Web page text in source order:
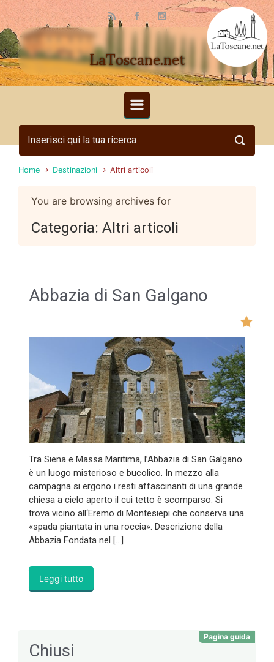
Skip to main content
LaToscane.net
Home Destinazioni Altri articoli
You are browsing archives for
Categoria: Altri articoli
Abbazia di San Galgano
Tra Siena e Massa Maritima, l’Abbazia di San Galgano
è un luogo misterioso e bucolico. In mezzo alla
campagna si ergono i resti affascinanti di una grande
chiesa a cielo aperto il cui tetto è scomparso. Si
trova vicino all‘Eremo di Montesiepi che conserva una
«spada piantata in una roccia». Descrizione della
Abbazia Fondata nel […]
Leggi tutto
Pagina guida
Chiusi